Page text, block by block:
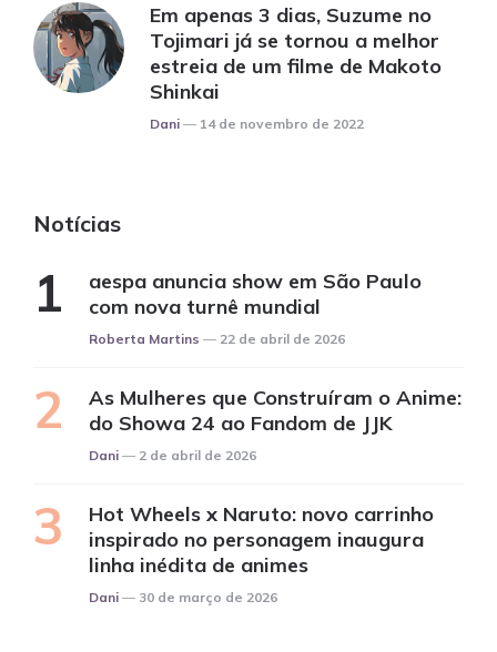
Em apenas 3 dias, Suzume no
Tojimari já se tornou a melhor
estreia de um filme de Makoto
Shinkai
Posted
Dani 14 de novembro de 2022
Notícias
aespa anuncia show em São Paulo
com nova turnê mundial
Posted
Roberta Martins 22 de abril de 2026
As Mulheres que Construíram o Anime:
do Showa 24 ao Fandom de JJK
Posted
Dani 2 de abril de 2026
Hot Wheels x Naruto: novo carrinho
inspirado no personagem inaugura
linha inédita de animes
Posted
Dani 30 de março de 2026